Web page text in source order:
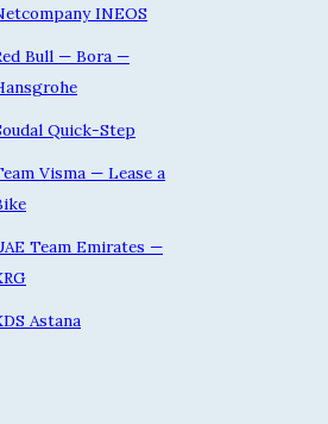
INEOS
Bull — Bora —
Quick-Step
Visma — Lease a
Team Emirates —
Astana